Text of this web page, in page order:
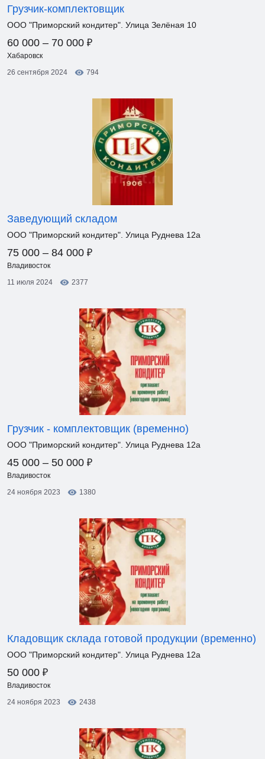
Грузчик-комплектовщик
ООО "Приморский кондитер". Улица Зелёная 10
60 000 – 70 000 ₽
Хабаровск
26 сентября 2024
794
Заведующий складом
ООО "Приморский кондитер". Улица Руднева 12а
75 000 – 84 000 ₽
Владивосток
11 июля 2024
2377
Грузчик - комплектовщик (временно)
ООО "Приморский кондитер". Улица Руднева 12а
45 000 – 50 000 ₽
Владивосток
24 ноября 2023
1380
Кладовщик склада готовой продукции (временно)
ООО "Приморский кондитер". Улица Руднева 12а
50 000 ₽
Владивосток
24 ноября 2023
2438